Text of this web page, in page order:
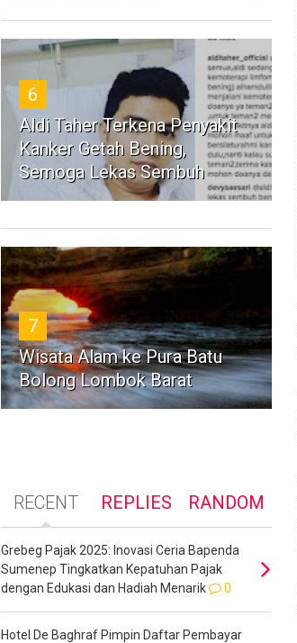
6
Aldi Taher Terkena Penyakit
Kanker Getah Bening,
Semoga Lekas Sembuh
7
Wisata Alam ke Pura Batu
Bolong Lombok Barat
RECENT REPLIES RANDOM
Grebeg Pajak 2025: Inovasi Ceria Bapenda
Sumenep Tingkatkan Kepatuhan Pajak
dengan Edukasi dan Hadiah Menarik
0
Hotel De Baghraf Pimpin Daftar Pembayar